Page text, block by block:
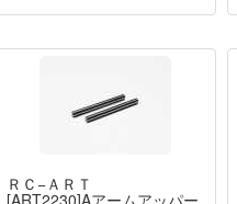
ＲＣ−ＡＲＴ
[ART2230]Aアームアッパー